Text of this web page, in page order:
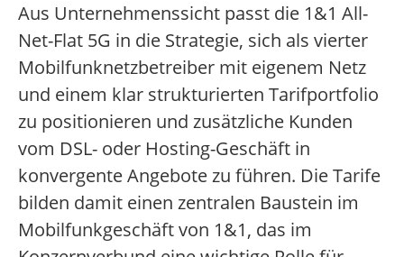
Aus Unternehmenssicht passt die 1&1 All-
Net-Flat 5G in die Strategie, sich als vierter
Mobilfunknetzbetreiber mit eigenem Netz
und einem klar strukturierten Tarifportfolio
zu positionieren und zusätzliche Kunden
vom DSL- oder Hosting-Geschäft in
konvergente Angebote zu führen. Die Tarife
bilden damit einen zentralen Baustein im
Mobilfunkgeschäft von 1&1, das im